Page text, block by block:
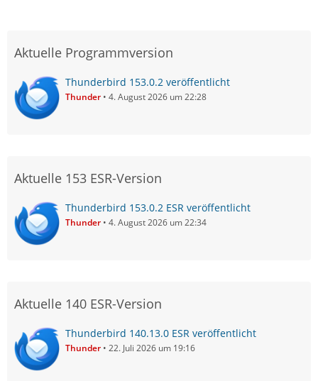
Aktuelle Programmversion
Thunderbird 153.0.2 veröffentlicht
Thunder 4. August 2026 um 22:28
Aktuelle 153 ESR-Version
Thunderbird 153.0.2 ESR veröffentlicht
Thunder 4. August 2026 um 22:34
Aktuelle 140 ESR-Version
Thunderbird 140.13.0 ESR veröffentlicht
Thunder 22. Juli 2026 um 19:16